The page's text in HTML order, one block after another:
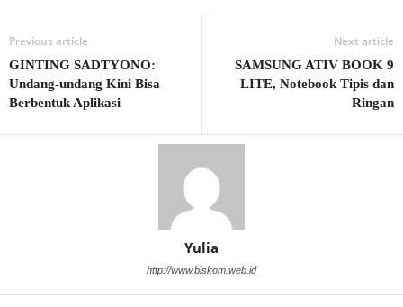
Previous article
GINTING SADTYONO:
Undang-undang Kini Bisa
Berbentuk Aplikasi
Next article
SAMSUNG ATIV BOOK 9
LITE, Notebook Tipis dan
Ringan
Yulia
http://www.biskom.web.id